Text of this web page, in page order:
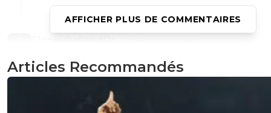
t'inquiète pas Paulo, elle était très bien cette saison.
on a eu de bonnes sensation et ce groupe m'a fait plaisir.
hâte d'être à l'année prochaine
AFFICHER PLUS DE COMMENTAIRES
Articles Recommandés